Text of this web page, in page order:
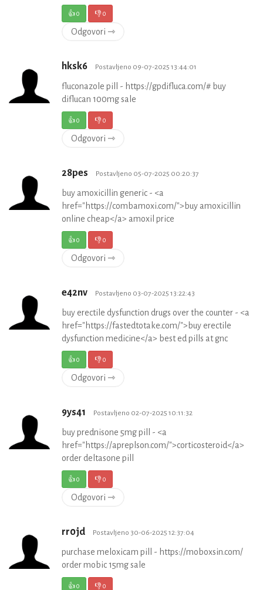
👍0 👎0
Odgovori ⇾
hksk6 Postavljeno 09-07-2025 13:44:01
fluconazole pill - https://gpdifluca.com/# buy
diflucan 100mg sale
👍0 👎0
Odgovori ⇾
28pes Postavljeno 05-07-2025 00:20:37
buy amoxicillin generic - <a
href="https://combamoxi.com/">buy amoxicillin
online cheap</a> amoxil price
👍0 👎0
Odgovori ⇾
e42nv Postavljeno 03-07-2025 13:22:43
buy erectile dysfunction drugs over the counter - <a
href="https://fastedtotake.com/">buy erectile
dysfunction medicine</a> best ed pills at gnc
👍0 👎0
Odgovori ⇾
9ys41 Postavljeno 02-07-2025 10:11:32
buy prednisone 5mg pill - <a
href="https://apreplson.com/">corticosteroid</a>
order deltasone pill
👍0 👎0
Odgovori ⇾
rr0jd Postavljeno 30-06-2025 12:37:04
purchase meloxicam pill - https://moboxsin.com/
order mobic 15mg sale
👍0 👎0